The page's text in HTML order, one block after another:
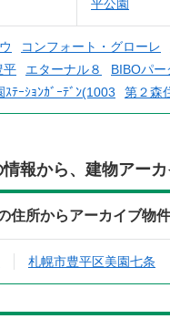
平公園
コンフォート・グローレ
平
エターナル８ BIBOパー
ｽﾃｰｼｮﾝｶﾞｰﾃﾞﾝ(1003
第２森
情報から、建物アー
住所からアーカイブ物
札幌市豊平区美園七条